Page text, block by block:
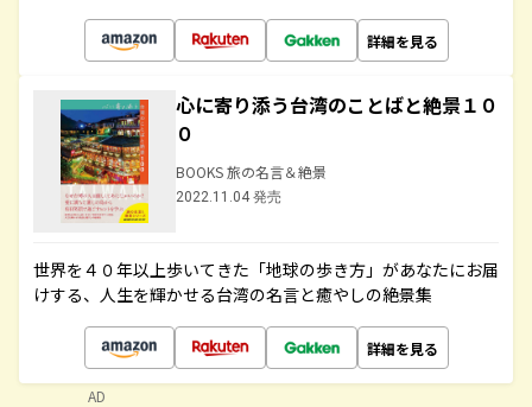
詳細を見る
心に寄り添う台湾のことばと絶景１０
０
BOOKS 旅の名言＆絶景
2022.11.04 発売
世界を４０年以上歩いてきた「地球の歩き方」があなたにお届
けする、人生を輝かせる台湾の名言と癒やしの絶景集
詳細を見る
AD